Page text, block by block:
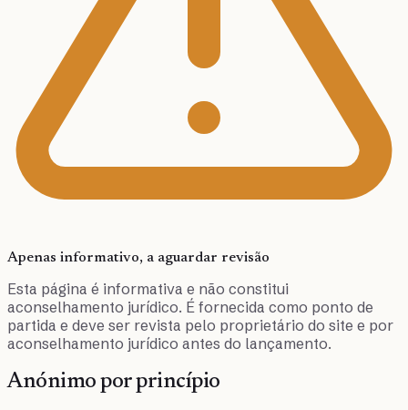
Apenas informativo, a aguardar revisão
Esta página é informativa e não constitui
aconselhamento jurídico. É fornecida como ponto de
partida e deve ser revista pelo proprietário do site e por
aconselhamento jurídico antes do lançamento.
Anónimo por princípio